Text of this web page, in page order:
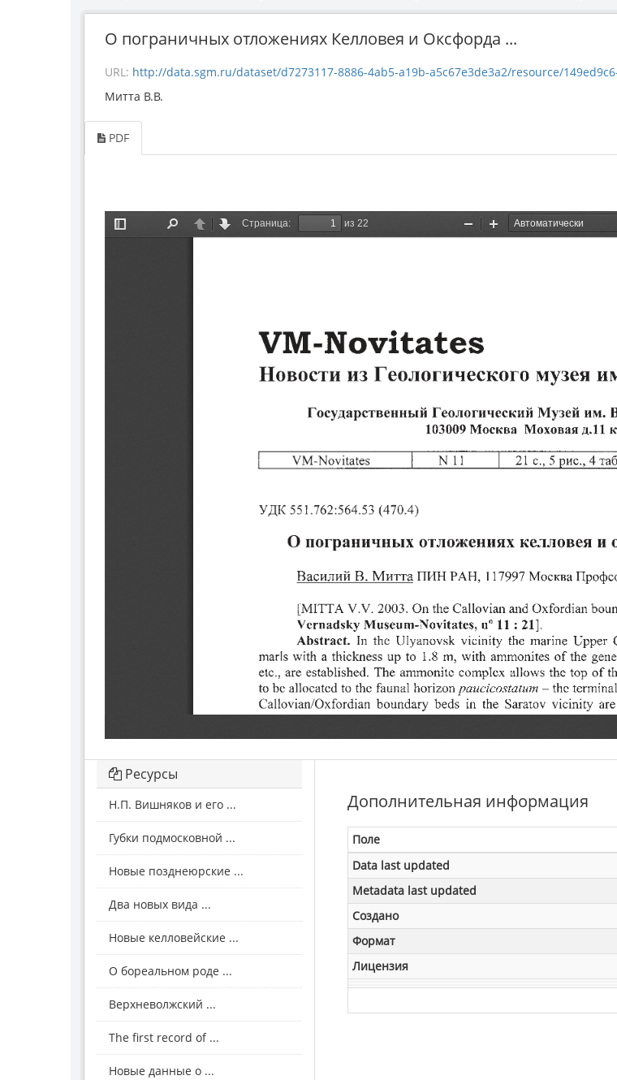
О пограничных отложениях Келловея и Оксфорда ...
URL: http://data.sgm.ru/dataset/d7273117-8886-4ab5-a19b-a5c67e3de3a2/resource/149ed9c6-d06a-4982-
Митта В.В.
PDF
Дополнительная информация
Поле
Data last updated
Metadata last updated
Создано
Формат
Лицензия
Ресурсы
Н.П. Вишняков и его ...
Губки подмосковной ...
Новые позднеюрские ...
Два новых вида ...
Новые келловейские ...
О бореальном роде ...
Верхневолжский ...
The first record of ...
Новые данные о ...